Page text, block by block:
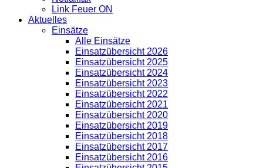
Link Feuer ON
Aktuelles
Einsätze
Alle Einsätze
Einsatzübersicht 2026
Einsatzübersicht 2025
Einsatzübersicht 2024
Einsatzübersicht 2023
Einsatzübersicht 2022
Einsatzübersicht 2021
Einsatzübersicht 2020
Einsatzübersicht 2019
Einsatzübersicht 2018
Einsatzübersicht 2017
Einsatzübersicht 2016